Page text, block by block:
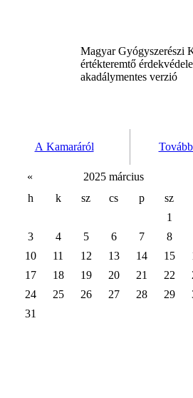
Magyar Gyógyszerészi
értékteremtő
akadálymentes verzió
A Kamaráról
« 2025 március
h
k sz cs p sz
1
3
4 5 6 7 8
10
11 12 13 14 15
17
18 19 20 21 22
24
25 26 27 28 29
31